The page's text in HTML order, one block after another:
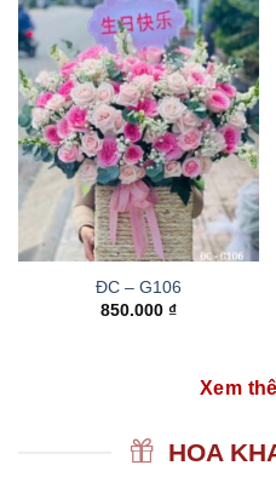
ĐC – G106
850.000 ₫
Xem
HOA